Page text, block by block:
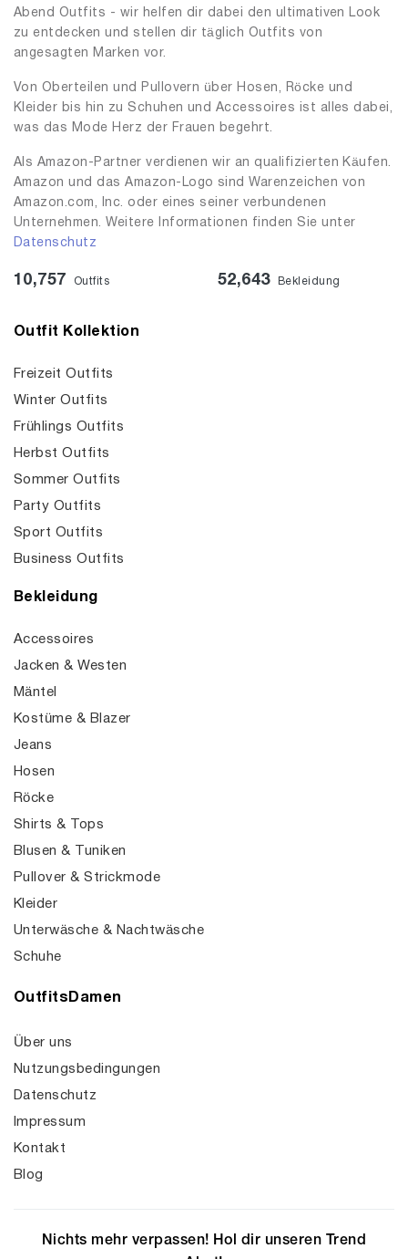
Abend Outfits - wir helfen dir dabei den ultimativen Look
zu entdecken und stellen dir täglich Outfits von
angesagten Marken vor.
Von Oberteilen und Pullovern über Hosen, Röcke und
Kleider bis hin zu Schuhen und Accessoires ist alles dabei,
was das Mode Herz der Frauen begehrt.
Als Amazon-Partner verdienen wir an qualifizierten Käufen.
Amazon und das Amazon-Logo sind Warenzeichen von
Amazon.com, Inc. oder eines seiner verbundenen
Unternehmen. Weitere Informationen finden Sie unter
Datenschutz
10,757 Outfits 52,643 Bekleidung
Outfit Kollektion
Freizeit Outfits
Winter Outfits
Frühlings Outfits
Herbst Outfits
Sommer Outfits
Party Outfits
Sport Outfits
Business Outfits
Bekleidung
Accessoires
Jacken & Westen
Mäntel
Kostüme & Blazer
Jeans
Hosen
Röcke
Shirts & Tops
Blusen & Tuniken
Pullover & Strickmode
Kleider
Unterwäsche & Nachtwäsche
Schuhe
OutfitsDamen
Über uns
Nutzungsbedingungen
Datenschutz
Impressum
Kontakt
Blog
Nichts mehr verpassen! Hol dir unseren Trend